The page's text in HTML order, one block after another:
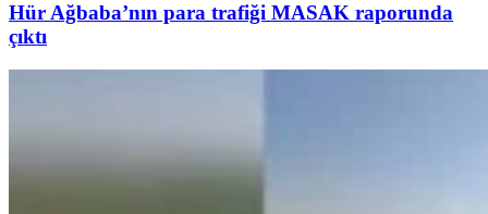
Hür Ağbaba’nın para trafiği MASAK raporunda
çıktı